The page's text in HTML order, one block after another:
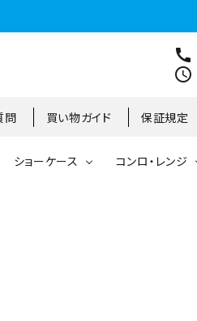
call
schedule
問 買い物ガイド 保証規定
ショーケース コンロ・レンジ